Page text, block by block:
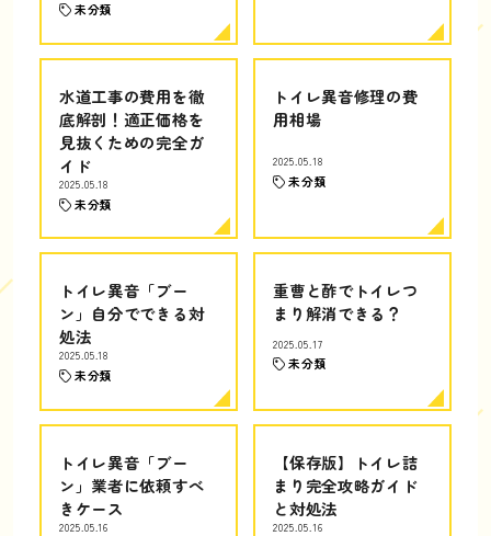
未分類
水道工事の費用を徹
底解剖！適正価格を
見抜くための完全ガ
イド
2025.05.18
未分類
トイレ異音修理の費
用相場
2025.05.18
未分類
トイレ異音「ブー
ン」自分でできる対
処法
2025.05.18
未分類
重曹と酢でトイレつ
まり解消できる？
2025.05.17
未分類
トイレ異音「ブー
ン」業者に依頼すべ
きケース
2025.05.16
【保存版】トイレ詰
まり完全攻略ガイド
と対処法
2025.05.16